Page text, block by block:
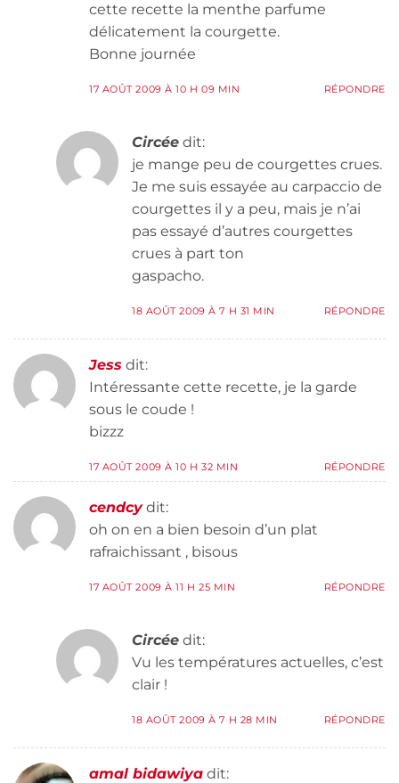
cette recette la menthe parfume
délicatement la courgette.
Bonne journée
17 AOÛT 2009 À 10 H 09 MIN RÉPONDRE
Circée dit:
je mange peu de courgettes crues.
Je me suis essayée au carpaccio de
courgettes il y a peu, mais je n’ai
pas essayé d’autres courgettes
crues à part ton
gaspacho.
18 AOÛT 2009 À 7 H 31 MIN RÉPONDRE
Jess dit:
Intéressante cette recette, je la garde
sous le coude !
bizzz
17 AOÛT 2009 À 10 H 32 MIN RÉPONDRE
cendcy dit:
oh on en a bien besoin d’un plat
rafraichissant , bisous
17 AOÛT 2009 À 11 H 25 MIN RÉPONDRE
Circée dit:
Vu les températures actuelles, c’est
clair !
18 AOÛT 2009 À 7 H 28 MIN RÉPONDRE
amal bidawiya dit: